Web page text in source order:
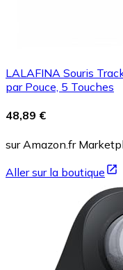
LALAFINA Souris
par Pouce, 5 Touches
48,89 €
sur Amazon.fr
Aller sur la boutique